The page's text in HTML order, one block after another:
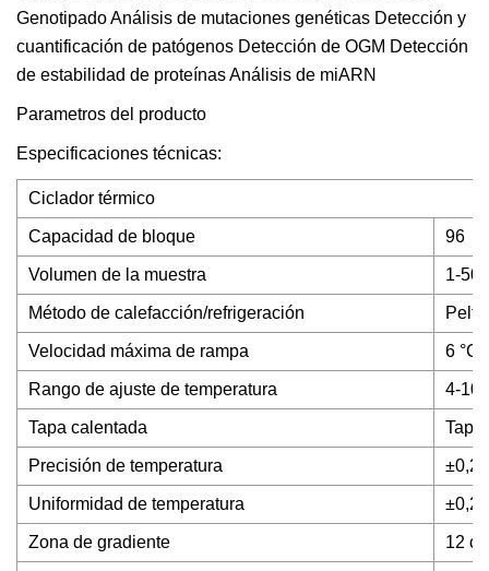
Genotipado Análisis de mutaciones genéticas Detección y
cuantificación de patógenos Detección de OGM Detección
de estabilidad de proteínas Análisis de miARN
Parametros del producto
Especificaciones técnicas:
Ciclador térmico
Capacidad de bloque 96
Volumen de la muestra 1-50
Método de calefacción/refrigeración
Velocidad máxima de rampa 6 °C/
Rango de ajuste de temperatura 4-
Tapa calentada Tapa
Precisión de temperatura
Uniformidad de temperatura
Zona de gradiente 12